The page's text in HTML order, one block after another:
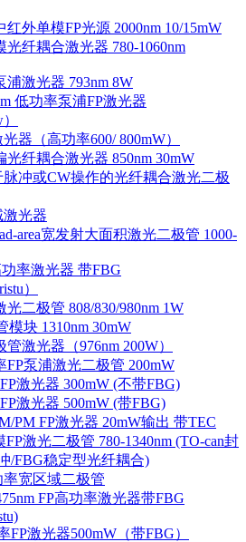
外单模FP光源 2000nm 10/15mW
光纤耦合激光器 780-1060nm
浦激光器 793nm 8W
低功率泵浦FP激光器
器（高功率600/ 800mW）
光纤耦合激光器 850nm 30mW
脉冲或CW操作的光纤耦合激光二极
激光器
area宽发射大面积激光二极管 1000-
功率激光器 带FBG
）
二极管 808/830/980nm 1W
模块 1310nm 30mW
激光器（976nm 200W）
FP泵浦激光二极管 200mW
激光器 300mW (不带FBG)
激光器 500mW (带FBG)
PM FP激光器 20mW输出 带TEC
FP激光二极管 780-1340nm (TO-can封
/FBG稳定型光纤耦合)
率宽区域二极管
FP高功率激光器带FBG
FP激光器500mW（带FBG）